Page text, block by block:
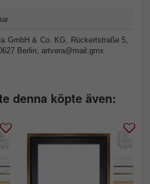
GmbH & Co. KG, Rückertstraße 5,
Berlin, artvera@mail.gmx
denna köpte även: